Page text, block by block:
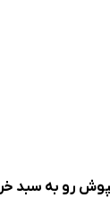
رو به سبد